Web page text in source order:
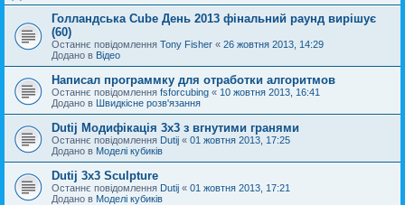
Голландська Cube День 2013 фінальний раунд вирішує
(60)
Останнє повідомлення Tony Fisher « 26 жовтня 2013, 14:29
Додано в Відео
Написал программку для отработки алгоритмов
Останнє повідомлення fsforcubing « 10 жовтня 2013, 16:41
Додано в Швидкісне розв'язання
Dutij Модифікація 3х3 з вгнутими гранями
Останнє повідомлення Dutij « 01 жовтня 2013, 17:25
Додано в Моделі кубиків
Dutij 3x3 Sculpture
Останнє повідомлення Dutij « 01 жовтня 2013, 17:21
Додано в Моделі кубиків